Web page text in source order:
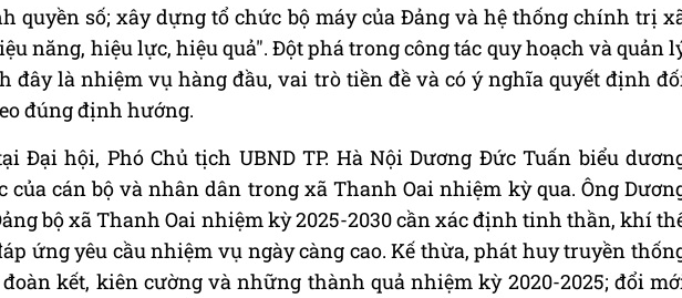
quyền số; xây dựng tổ chức bộ máy của Đảng và hệ thống chính trị
năng, hiệu lực, hiệu quả". Đột phá trong công tác quy hoạch và quản
đây là nhiệm vụ hàng đầu, vai trò tiền đề và có ý nghĩa quyết định
đúng định hướng.
Đại hội, Phó Chủ tịch UBND TP. Hà Nội Dương Đức Tuấn biểu
cán bộ và nhân dân trong xã Thanh Oai nhiệm kỳ qua. Ông
bộ xã Thanh Oai nhiệm kỳ 2025-2030 cần xác định tinh thần, khí
ứng yêu cầu nhiệm vụ ngày càng cao. Kế thừa, phát huy truyền
kết, kiên cường và những thành quả nhiệm kỳ 2020-2025; đổi